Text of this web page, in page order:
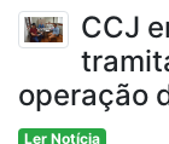
CCJ
operação
Ler Notícia